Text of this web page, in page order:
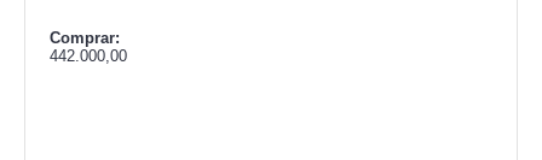
Comprar:
442.000,00